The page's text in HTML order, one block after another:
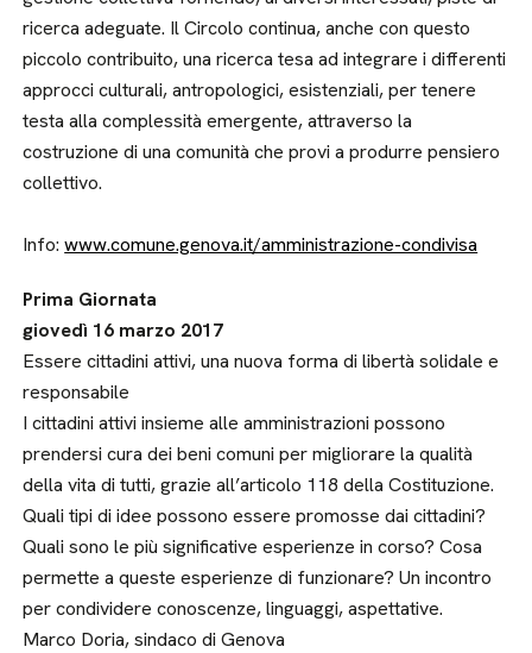
ricerca adeguate. Il Circolo continua, anche con questo
piccolo contribuito, una ricerca tesa ad integrare i differenti
approcci culturali, antropologici, esistenziali, per tenere
testa alla complessità emergente, attraverso la
costruzione di una comunità che provi a produrre pensiero
collettivo.
Info:www.comune.genova.it/amministrazione-condivisa
Prima Giornata
giovedì 16 marzo 2017
Essere cittadini attivi, una nuova forma di libertà solidale e
responsabile
I cittadini attivi insieme alle amministrazioni possono
prendersi cura dei beni comuni per migliorare la qualità
della vita di tutti, grazie all’articolo 118 della Costituzione.
Quali tipi di idee possono essere promosse dai cittadini?
Quali sono le più significative esperienze in corso? Cosa
permette a queste esperienze di funzionare? Un incontro
per condividere conoscenze, linguaggi, aspettative.
Marco Doria, sindaco di Genova